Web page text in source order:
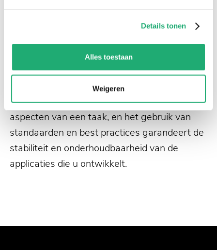
Details tonen
Alles toestaan
Weigeren
– een “montageschema”
aanpak kan in eerste instantie beperkend
lijken. Maar in werkelijkheid stelt het
ontwikkelaars in staat om zowel efficiënt als
effectief te werken aan de meest complexe
aspecten van een taak, en het gebruik van
standaarden en best practices garandeert de
stabiliteit en onderhoudbaarheid van de
applicaties die u ontwikkelt.